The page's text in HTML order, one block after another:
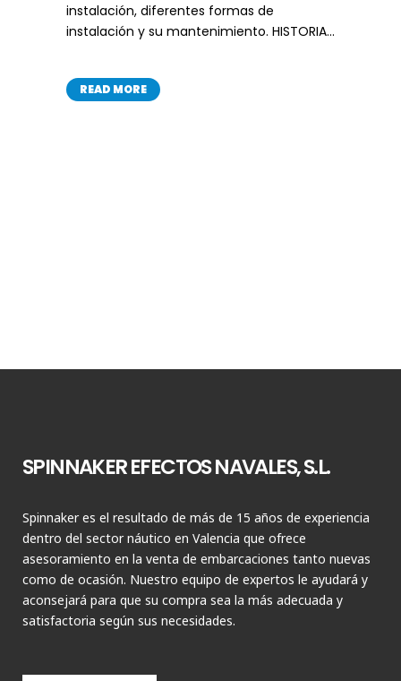
instalación, diferentes formas de
instalación y su mantenimiento. HISTORIA...
READ MORE
SPINNAKER EFECTOS NAVALES, S.L.
Spinnaker es el resultado de más de 15 años de experiencia
dentro del sector náutico en Valencia que ofrece
asesoramiento en la venta de embarcaciones tanto nuevas
como de ocasión. Nuestro equipo de expertos le ayudará y
aconsejará para que su compra sea la más adecuada y
satisfactoria según sus necesidades.